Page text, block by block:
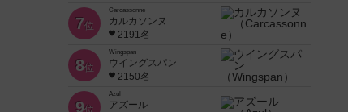
7位
Carcassonne
カルカソンヌ
2191名
8位
Wingspan
ウイングスパン
2150名
9位
Azul
アズール